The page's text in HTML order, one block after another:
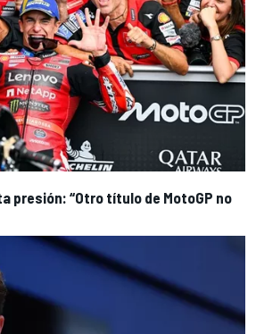
presión: “Otro título de MotoGP no